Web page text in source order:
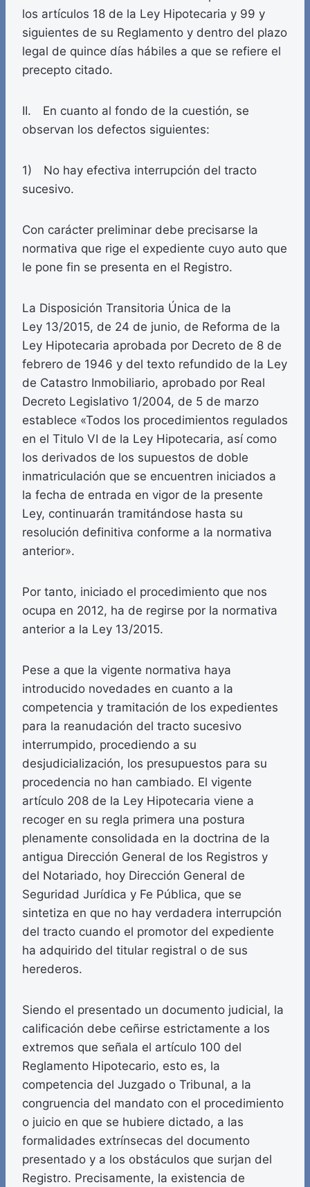
los artículos 18 de la Ley Hipotecaria y 99 y
siguientes de su Reglamento y dentro del plazo
legal de quince días hábiles a que se refiere el
precepto citado.
II. En cuanto al fondo de la cuestión, se
observan los defectos siguientes:
1) No hay efectiva interrupción del tracto
sucesivo.
Con carácter preliminar debe precisarse la
normativa que rige el expediente cuyo auto que
le pone fin se presenta en el Registro.
La Disposición Transitoria Única de la
Ley 13/2015, de 24 de junio, de Reforma de la
Ley Hipotecaria aprobada por Decreto de 8 de
febrero de 1946 y del texto refundido de la Ley
de Catastro Inmobiliario, aprobado por Real
Decreto Legislativo 1/2004, de 5 de marzo
establece «Todos los procedimientos regulados
en el Titulo VI de la Ley Hipotecaria, así como
los derivados de los supuestos de doble
inmatriculación que se encuentren iniciados a
la fecha de entrada en vigor de la presente
Ley, continuarán tramitándose hasta su
resolución definitiva conforme a la normativa
anterior».
Por tanto, iniciado el procedimiento que nos
ocupa en 2012, ha de regirse por la normativa
anterior a la Ley 13/2015.
Pese a que la vigente normativa haya
introducido novedades en cuanto a la
competencia y tramitación de los expedientes
para la reanudación del tracto sucesivo
interrumpido, procediendo a su
desjudicialización, los presupuestos para su
procedencia no han cambiado. El vigente
artículo 208 de la Ley Hipotecaria viene a
recoger en su regla primera una postura
plenamente consolidada en la doctrina de la
antigua Dirección General de los Registros y
del Notariado, hoy Dirección General de
Seguridad Jurídica y Fe Pública, que se
sintetiza en que no hay verdadera interrupción
del tracto cuando el promotor del expediente
ha adquirido del titular registral o de sus
herederos.
Siendo el presentado un documento judicial, la
calificación debe ceñirse estrictamente a los
extremos que señala el artículo 100 del
Reglamento Hipotecario, esto es, la
competencia del Juzgado o Tribunal, a la
congruencia del mandato con el procedimiento
o juicio en que se hubiere dictado, a las
formalidades extrínsecas del documento
presentado y a los obstáculos que surjan del
Registro. Precisamente, la existencia de